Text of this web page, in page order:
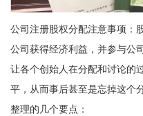
公司注册股权分配注意事项：
公司获得经济利益，并参与公
让各个创始人在分配和讨论的
平，从而事后甚至是忘掉这个
整理的几个要点：